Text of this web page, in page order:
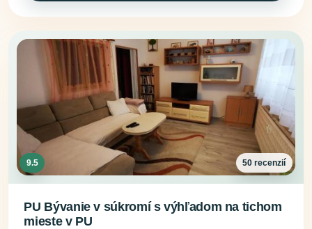
9.5 50 recenzií
PU Bývanie v súkromí s výhľadom na tichom
mieste v PU